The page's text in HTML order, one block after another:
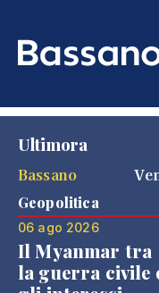
Ultimora
Bassano
Geopolitica
06 ago 2026
Il Myanmar tra
la guerra civile